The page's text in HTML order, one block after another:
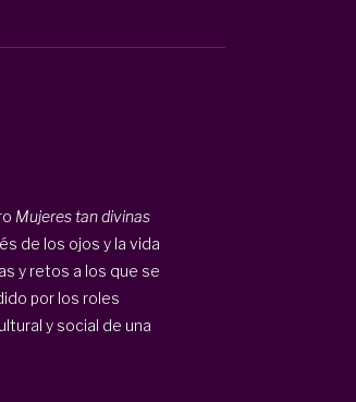
Mujeres tan divinas
de los ojos y la vida
y retos a los que se
por los roles
y social de una